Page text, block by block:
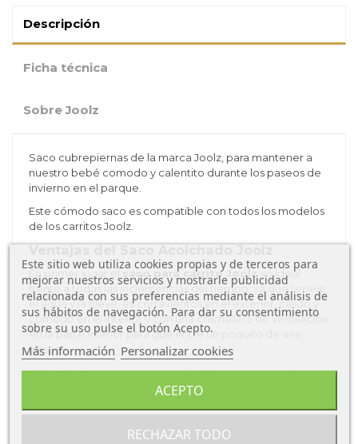
Descripción
Ficha técnica
Sobre Joolz
Saco cubrepiernas de la marca Joolz, para mantener a
nuestro bebé comodo y calentito durante los paseos de
invierno en el parque.
Este cómodo saco es compatible con todos los modelos
de los carritos Joolz.
Ventajas del Saco Acolchado Joolz
En primer lugar el saco para carrito Joolz es ideal
frente a todas las inclemencias del tiempo, ya que
el agua y la nieve, es cortavientos en el exterior, cálido y
cómodo en el interior y con una cremallera de ventilación
en la parte inferior para que entre un poquito de aire
fresco.
Además estesaco para carritotiene unacremallera
extensible para cuando tu pequeño crezca, cierre de
que se abra accidentalmente, cómoda capucha
ajustable, y una capa antibarro para protegerlo contra los
Este sitio web utiliza cookies propias y de terceros para
mejorar nuestros servicios y mostrarle publicidad
relacionada con sus preferencias mediante el análisis de
sus hábitos de navegación. Para dar su consentimiento
sobre su uso pulse el botón Acepto.
Más información Personalizar cookies
RECHAZAR TODO
ACEPTO